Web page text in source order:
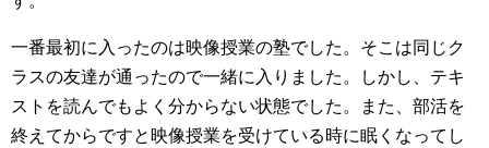
一番最初に入ったのは映像授業の塾でした。そこは同じク
ラスの友達が通ったので一緒に入りました。しかし、テキ
ストを読んでもよく分からない状態でした。また、部活を
終えてからですと映像授業を受けている時に眠くなってし